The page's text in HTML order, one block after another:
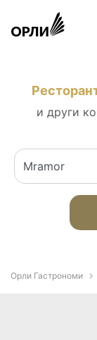
и други
Орли Гастрономи